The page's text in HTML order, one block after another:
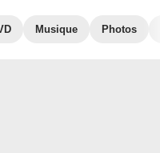
Musique Photos